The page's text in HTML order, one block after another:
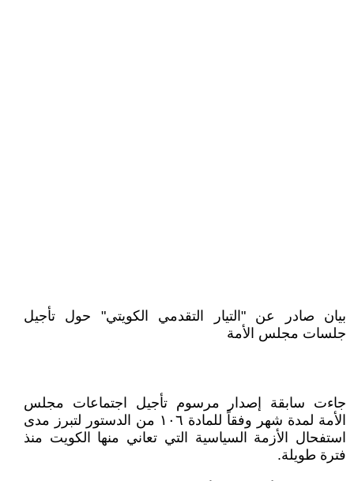
بيان صادر عن "التيار التقدمي الكويتي" حول تأجيل
جلسات مجلس الأمة
جاءت سابقة إصدار مرسوم تأجيل اجتماعات مجلس
الأمة لمدة شهر وفقاً للمادة ١٠٦ من الدستور لتبرز مدى
استفحال الأزمة السياسية التي تعاني منها الكويت منذ
فترة طويلة.